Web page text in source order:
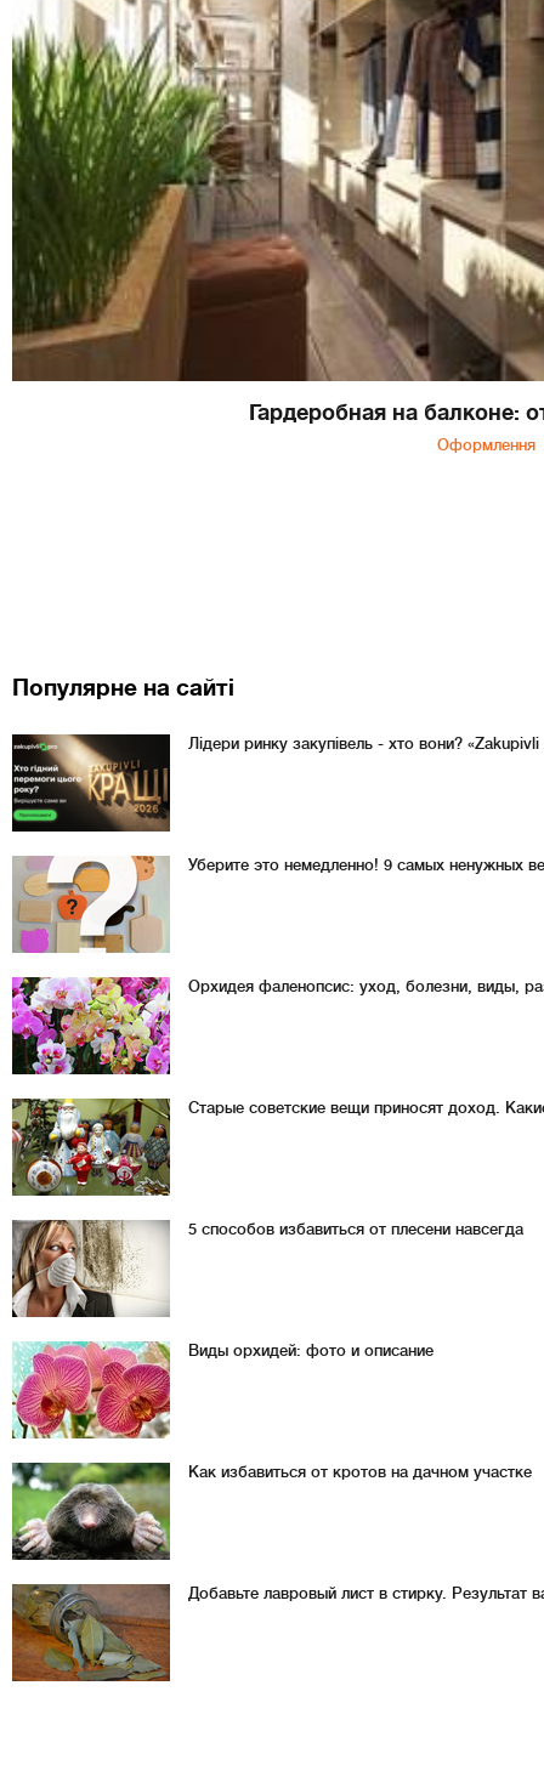
Гардеробная на балконе:
Оформлення
Популярне на сайті
Лідери ринку закупівель - хто вони?
Уберите это немедленно! 9 самых ненужных
Орхидея фаленопсис: уход, болезни, виды,
Старые советские вещи приносят доход.
5 способов избавиться от плесени навсегда
Виды орхидей: фото и описание
Как избавиться от кротов на дачном участке
Добавьте лавровый лист в стирку. Результат